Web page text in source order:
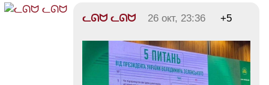
ᓚᘏᗢ ᓚᘏᗢ 26 окт, 23:36 +5